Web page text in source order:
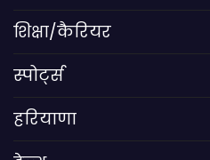
शिक्षा/कैरियर
स्पोर्ट्स
हरियाणा